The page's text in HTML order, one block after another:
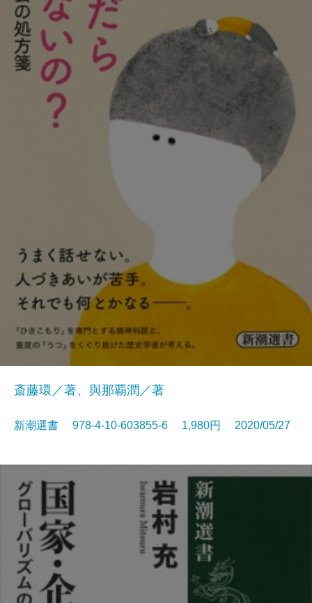
斎藤環／著、與那覇潤／著
新潮選書 978-4-10-603855-6 1,980円 2020/05/27